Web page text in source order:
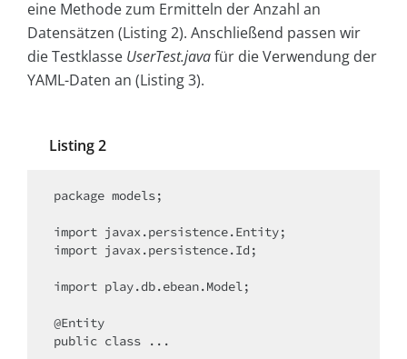
eine Methode zum Ermitteln der Anzahl an
Datensätzen (Listing 2). Anschließend passen wir
die Testklasse UserTest.javafür die Verwendung der
YAML-Daten an (Listing 3).
Listing 2
package models;
import javax.persistence.Entity;
import javax.persistence.Id;
import play.db.ebean.Model;
@Entity
public class ...